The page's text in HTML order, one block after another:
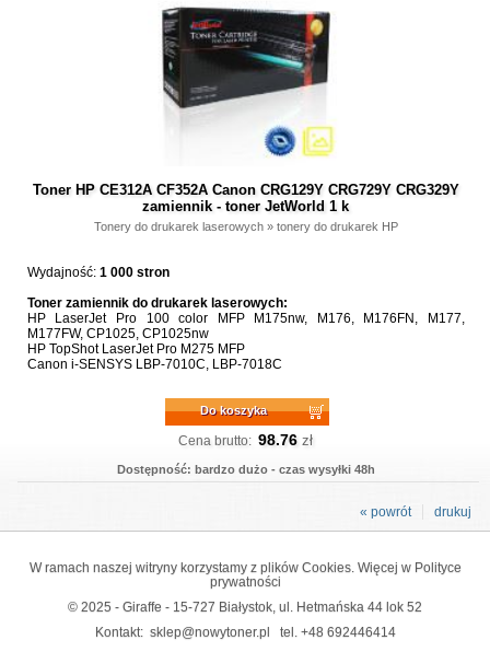
Toner HP CE312A CF352A Canon CRG129Y CRG729Y CRG329Y
zamiennik - toner JetWorld 1 k
Tonery do drukarek laserowych» tonery do drukarek HP
Wydajność: 1 000 stron
Toner zamiennik do drukarek laserowych:
HP LaserJet Pro 100 color MFP M175nw, M176, M176FN, M177,
M177FW, CP1025, CP1025nw
HP TopShot LaserJet Pro M275 MFP
Canon i-SENSYS LBP-7010C, LBP-7018C
Do koszyka
Cena brutto: 98.76 zł
Dostępność: bardzo dużo - czas wysyłki 48h
drukuj
« powrót
W ramach naszej witryny korzystamy z plików Cookies. Więcej w Polityce
prywatności
© 2025 - Giraffe - 15-727 Białystok, ul. Hetmańska 44 lok 52
Kontakt: sklep@nowytoner.pl tel. +48 692446414